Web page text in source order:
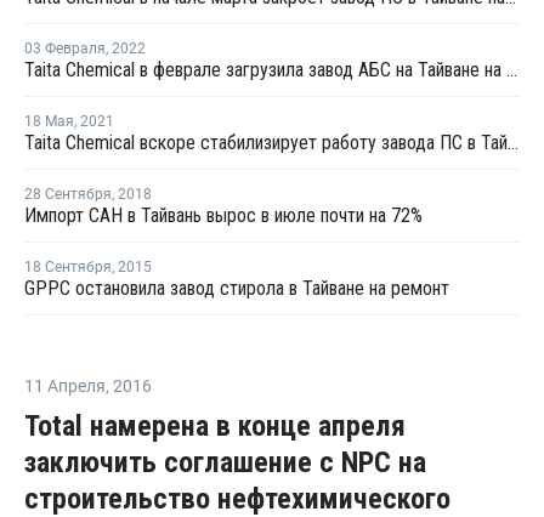
03 Февраля, 2022
Taita Chemical в феврале загрузила завод АБС на Тайване на полную мощность
18 Мая, 2021
Taita Chemical вскоре стабилизирует работу завода ПС в Тайване после остановки
28 Сентября, 2018
Импорт САН в Тайвань вырос в июле почти на 72%
18 Сентября, 2015
GPPC остановила завод стирола в Тайване на ремонт
11 Апреля, 2016
Total намерена в конце апреля
заключить соглашение с NPC на
строительство нефтехимического